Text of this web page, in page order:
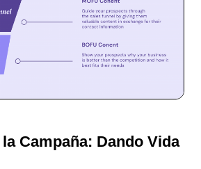
Campaña: Dando Vida